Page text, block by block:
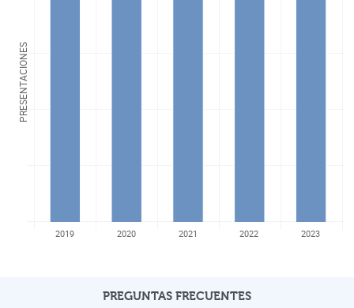
PRESENTACIONES
2019 2020 2021 2022 2023
PREGUNTAS FRECUENTES